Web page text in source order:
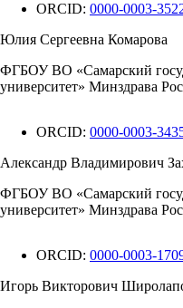
ORCID: 0000-0003-
Юлия Сергеевна Комарова
ФГБОУ ВО «Самарский
университет» Минздрава
ORCID: 0000-0003-
Александр Владимирович
ФГБОУ ВО «Самарский
университет» Минздрава
ORCID: 0000-0003-
Игорь Викторович